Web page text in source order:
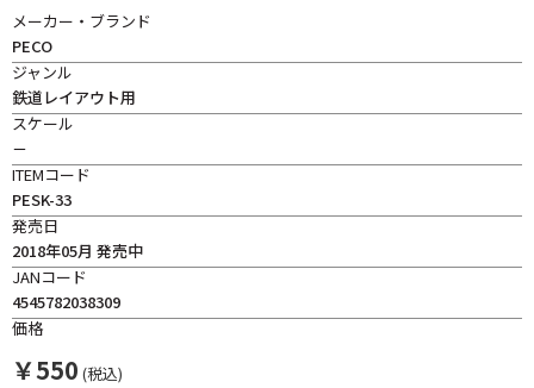
メーカー・ブランド
PECO
ジャンル
鉄道レイアウト用
スケール
－
ITEMコード
PESK-33
発売日
2018年05月 発売中
JANコード
4545782038309
価格
￥550 (税込)